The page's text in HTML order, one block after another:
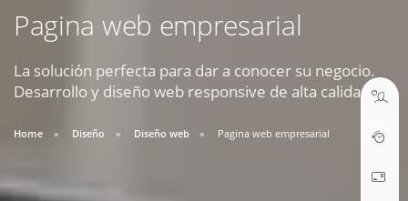
Pagina web empresarial
La solución perfecta para dar a conocer su negocio.
Desarrollo y diseño web responsive de alta calidad.
Home Diseño Diseño web Pagina web empresarial
09:30 AM A 18:30 PM
soporte@webseo.cl